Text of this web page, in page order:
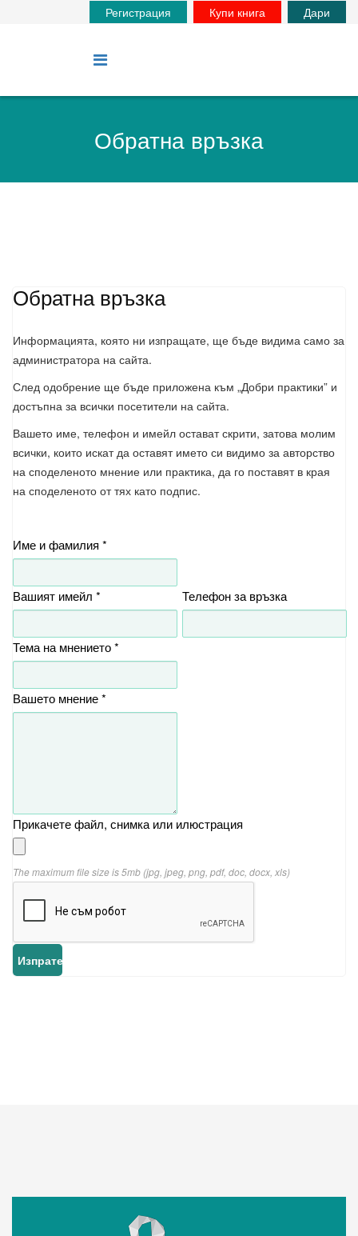
Регистрация Купи книга Дари
Обратна връзка
Обратна връзка
Информацията, която ни изпращате, ще бъде видима само за
администратора на сайта.
След одобрение ще бъде приложена към „Добри практики” и
достъпна за всички посетители на сайта.
Вашето име, телефон и имейл остават скрити, затова молим
всички, които искат да оставят името си видимо за авторство
на споделеното мнение или практика, да го поставят в края
на споделеното от тях като подпис.
Име и фамилия *
Вашият имейл * Телефон за връзка
Тема на мнението *
Вашето мнение *
Прикачете файл, снимка или илюстрация
The maximum file size is 5mb (jpg, jpeg, png, pdf, doc, docx, xls)